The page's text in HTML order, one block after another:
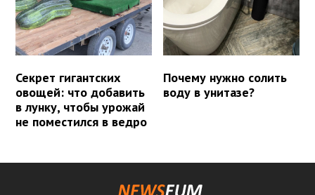
Секрет гигантских
овощей: что добавить
в лунку, чтобы урожай
не поместился в ведро
Почему нужно солить
воду в унитазе?